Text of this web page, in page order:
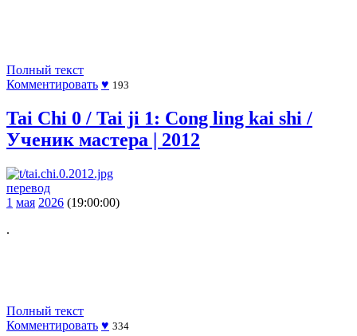
Полный текст
Комментировать ♥ 193
Tai Chi 0 / Tai ji 1: Cong ling kai shi /
Ученик мастера | 2012
перевод
1 мая 2026 (19:00:00)
.
Полный текст
Комментировать ♥ 334